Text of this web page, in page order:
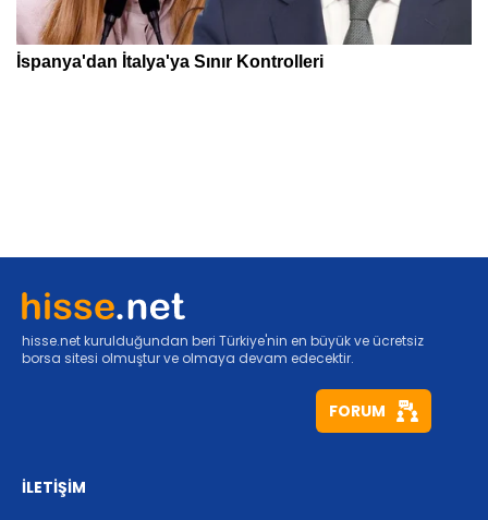
hisse.net kurulduğundan beri Türkiye'nin en büyük ve ücretsiz
borsa sitesi olmuştur ve olmaya devam edecektir.
FORUM
İLETİŞİM